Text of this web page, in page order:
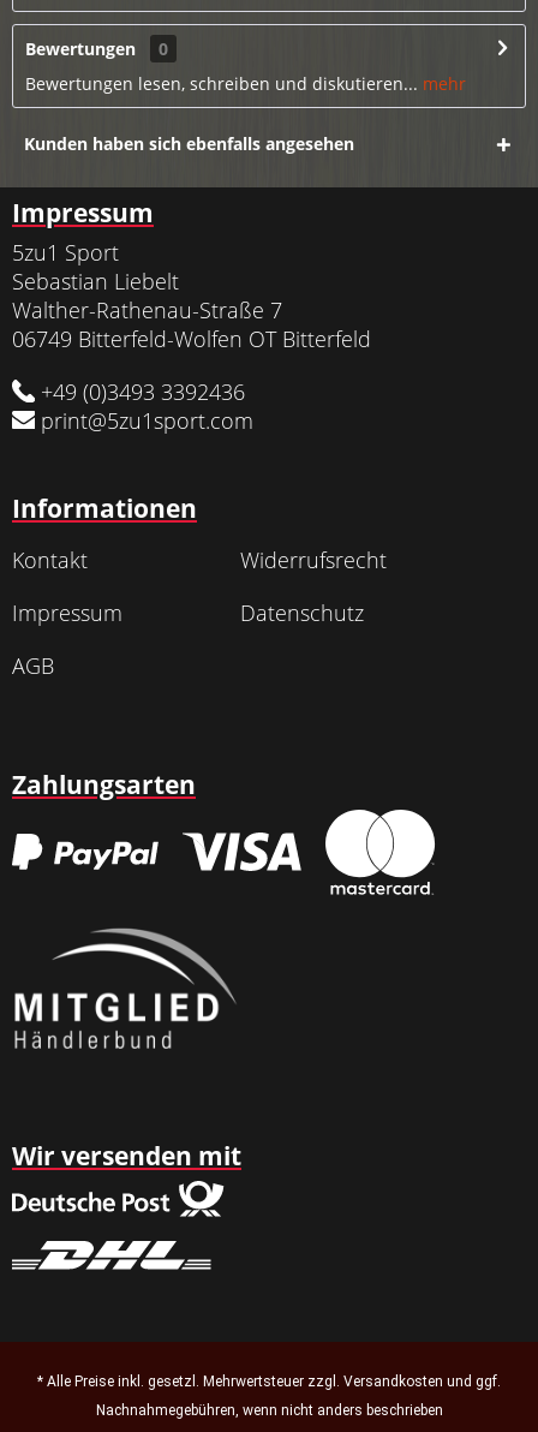
Bewertungen
0
Bewertungen lesen, schreiben und diskutieren... mehr
Kunden haben sich ebenfalls angesehen
Impressum
5zu1 Sport
Sebastian Liebelt
Walther-Rathenau-Straße 7
06749 Bitterfeld-Wolfen OT Bitterfeld
+49 (0)3493 3392436
print@5zu1sport.com
Informationen
Kontakt
Widerrufsrecht
Impressum
Datenschutz
AGB
Zahlungsarten
Wir versenden mit
* Alle Preise inkl. gesetzl. Mehrwertsteuer zzgl. Versandkosten und ggf.
Nachnahmegebühren, wenn nicht anders beschrieben